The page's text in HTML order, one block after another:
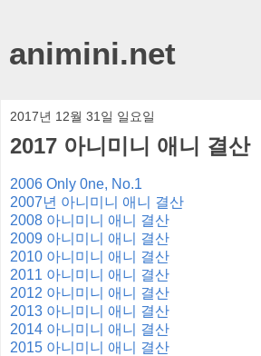
animini.net
2017년 12월 31일 일요일
2017 아니미니 애니 결산
2006 Only 0ne, No.1
2007년 아니미니 애니 결산
2008 아니미니 애니 결산
2009 아니미니 애니 결산
2010 아니미니 애니 결산
2011 아니미니 애니 결산
2012 아니미니 애니 결산
2013 아니미니 애니 결산
2014 아니미니 애니 결산
2015 아니미니 애니 결산